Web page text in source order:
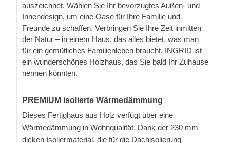
auszeichnet. Wählen Sie Ihr bevorzugtes Außen- und
Innendesign, um eine Oase für Ihre Familie und
Freunde zu schaffen. Verbringen Sie Ihre Zeit inmitten
der Natur – in einem Haus, das alles bietet, was man
für ein gemütliches Familienleben braucht. INGRID ist
ein wunderschönes Holzhaus, das Sie bald Ihr Zuhause
nennen könnten.
PREMIUM isolierte Wärmedämmung
Dieses Fertighaus aus Holz verfügt über eine
Wärmedämmung in Wohnqualität. Dank der 230 mm
dicken Isoliermaterial, die für die Dachisolierung